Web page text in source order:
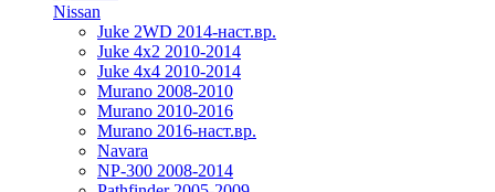
Nissan
Juke 2WD 2014-наст.вр.
Juke 4x2 2010-2014
Juke 4x4 2010-2014
Murano 2008-2010
Murano 2010-2016
Murano 2016-наст.вр.
Navara
NP-300 2008-2014